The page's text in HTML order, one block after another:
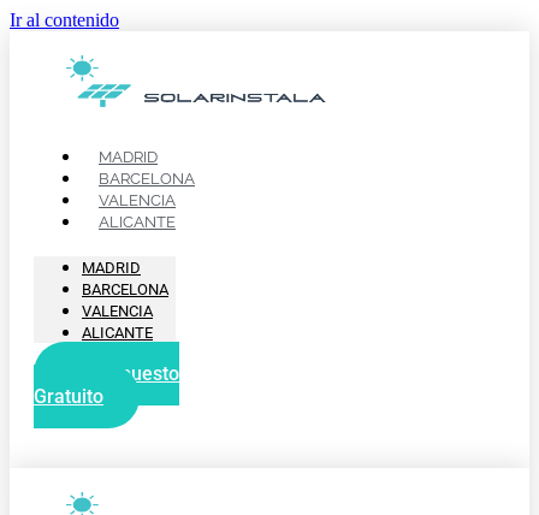
Ir al contenido
MADRID
BARCELONA
VALENCIA
ALICANTE
MADRID
BARCELONA
VALENCIA
ALICANTE
Presupuesto
Gratuito